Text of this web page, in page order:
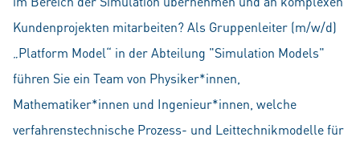
Kundenprojekten mitarbeiten? Als Gruppenleiter (m/w/d)
„Platform Model“ in der Abteilung "Simulation Models"
führen Sie ein Team von Physiker*innen,
Mathematiker*innen und Ingenieur*innen, welche
verfahrenstechnische Prozess- und Leittechnikmodelle für